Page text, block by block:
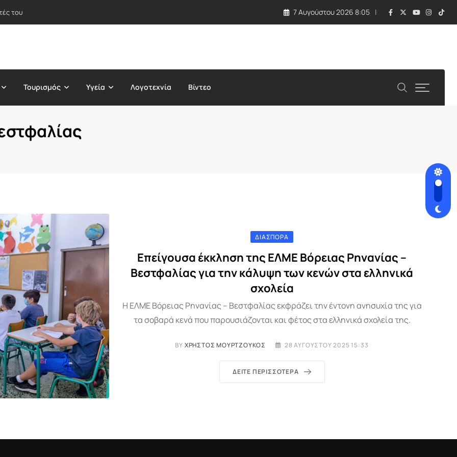
του 7 Αυγούστου 2026 8:05
Τουρισμός Υγεία Λογοτεχνία Βίντεο
ΔΙΑΣΠΟΡΆ
Επείγουσα έκκληση της ΕΛΜΕ Βόρειας Ρηνανίας –
Βεστφαλίας για την κάλυψη των κενών στα ελληνικά
σχολεία
Η ΕΛΜΕ Βόρειας Ρηνανίας – Βεστφαλίας εκφράζει την έντονη ανησυχία της για
τα σοβαρά κενά που παρουσιάζονται και φέτος στα ελληνικά σχολεία της.
BY ΧΡΉΣΤΟΣ ΜΟΥΡΤΖΟΎΚΟΣ 28 ΑΥΓΟΎΣΤΟΥ 2025 15:33
ΔΕΊΤΕ ΠΕΡΙΣΣΌΤΕΡΑ